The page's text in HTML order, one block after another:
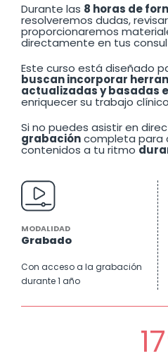
Durante las 8 horas de
resolveremos dudas,
proporcionaremos
directamente en tus
Este curso está diseñado
buscan incorporar
actualizadas y basadas
enriquecer su trabajo
Si no puedes asistir en
grabacióncompleta para
contenidos a tu ritmo
MODALIDAD
Grabado
Con acceso a la grabación
durante 1 año